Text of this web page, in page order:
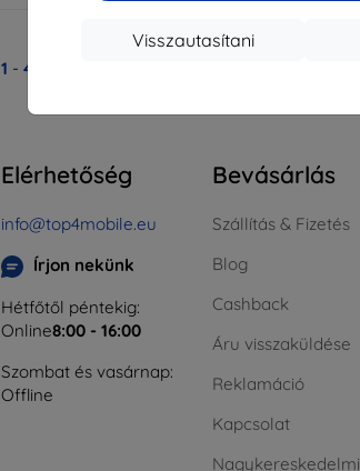
Visszautasítani
1 - 4
Elérhetőség
info@top4mobile.eu
Írjon nekünk
Hétfőtől péntekig:
Online8:00 - 16:00
Szombat és vasárnap:
Offline
Bevásárlás
Szállítás & Fizetés
Blog
Cashback
Áru visszaküldése
Reklamáció
Kapcsolat
Nagykereskedelmi